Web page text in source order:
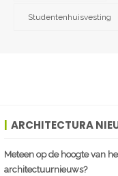
Studentenhuisvesting
ARCHITECTURA
Meteen op de hoogte van
architectuurnieuws?